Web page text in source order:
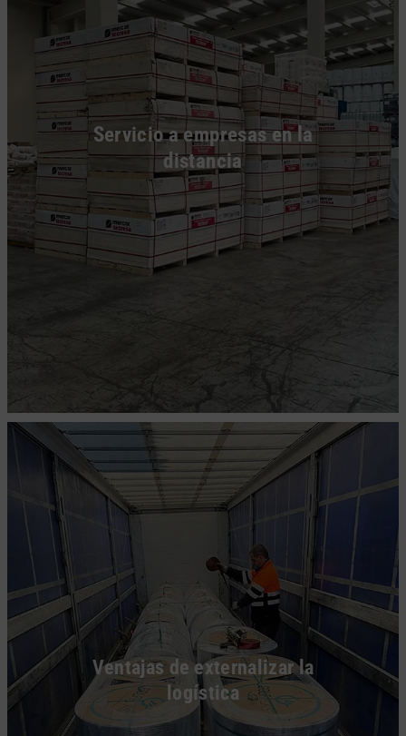
Servicio a empresas en la
distancia
Ventajas de externalizar la
logística